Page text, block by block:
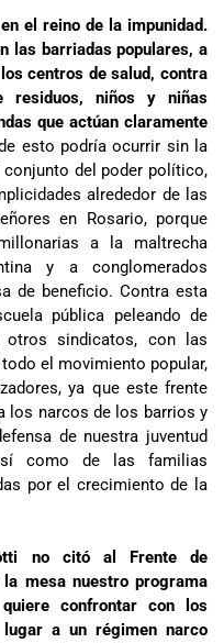
el reino de la impunidad.
las barriadas populares, a
centros de salud, contra
residuos, niños y niñas
que actúan claramente
esto podría ocurrir sin la
del poder político,
alrededor de las
en Rosario, porque
a la maltrecha
y a conglomerados
de beneficio. Contra esta
pública peleando de
sindicatos, con las
el movimiento popular,
ya que este frente
los narcos de los barrios y
de nuestra juventud
como de las familias
por el crecimiento de la
no citó al Frente de
mesa nuestro programa
confrontar con los
a un régimen narco